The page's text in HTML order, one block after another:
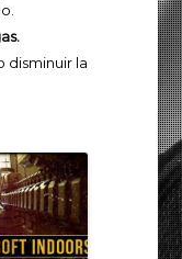
disminuir la